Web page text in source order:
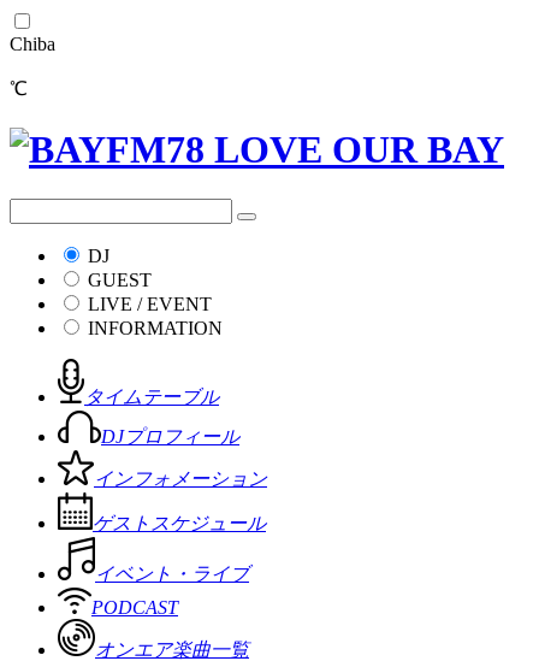
Chiba
℃
DJ
GUEST
LIVE / EVENT
INFORMATION
タイムテーブル
DJプロフィール
インフォメーション
ゲストスケジュール
イベント・ライブ
PODCAST
オンエア楽曲一覧